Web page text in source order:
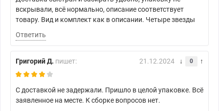
вскрывали, всё нормально, описание соответствует
товару. Вид и комплект как в описании. Четыре звезды
Ответить
Григорий Д. пишет: 21.12.2024 0
С доставкой не задержали. Пришло в целой упаковке. Всё
заявленное на месте. К сборке вопросов нет.